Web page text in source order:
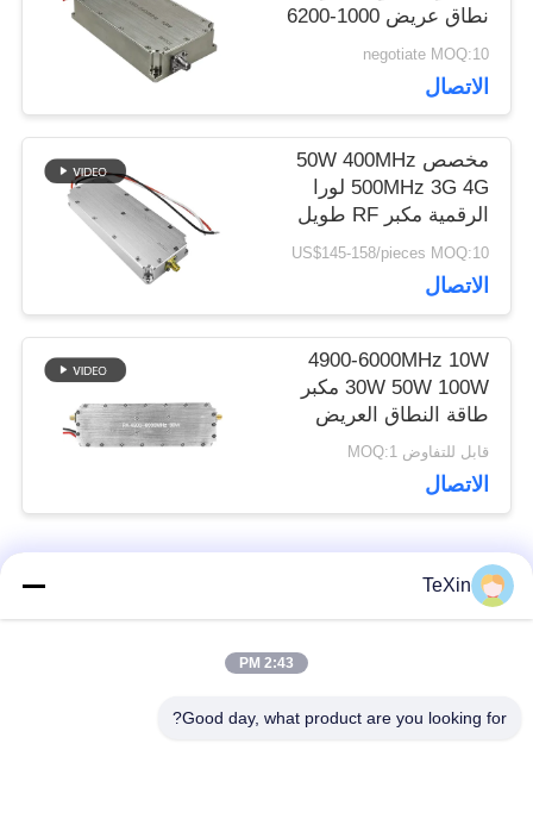
الموقع
PRIVACY
POLICY
نطاق عريض 1000-6200
20 واط لإعاقة المسافات
الطويلة TX للحكومة
negotiate MOQ:10
الاتصال
مخصص 50W 400MHz
500MHz 3G 4G لورا
الرقمية مكبر RF طويل
المدى وحدة مكافحة
الطائرات المسيرة نظام
التشويش
US$145-158/pieces MOQ:10
الاتصال
4900-6000MHz 10W
30W 50W 100W مكبر
طاقة النطاق العريض
وحدة RF
قابل للتفاوض MOQ:1
الاتصال
فئات شعبية جميع
الطائرات بدون طيار
TeXin
2:43 PM
Good day, what product are you looking for?